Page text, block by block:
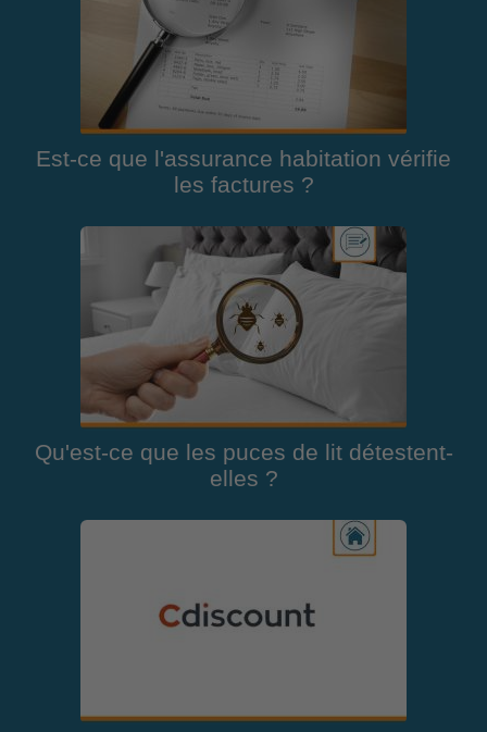
Est-ce que l'assurance habitation vérifie
les factures ?
Qu'est-ce que les puces de lit détestent-
elles ?